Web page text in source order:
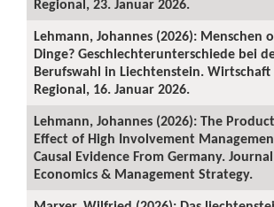
Regional, 23. Januar 2026.
Lehmann, Johannes (2026): Menschen
Dinge? Geschlechterunterschiede bei
Berufswahl in Liechtenstein. Wirtschaft
Regional, 16. Januar 2026.
Lehmann, Johannes (2026): The
Effect of High Involvement
Causal Evidence From Germany.
Economics & Management Strategy.